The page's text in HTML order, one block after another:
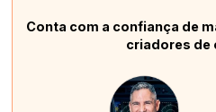
Conta com a confiança de
criadores de